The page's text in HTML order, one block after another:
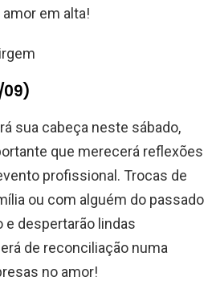
em alta!
sua cabeça neste sábado,
que merecerá reflexões
profissional. Trocas de
ou com alguém do passado
e despertarão lindas
de reconciliação numa
no amor!